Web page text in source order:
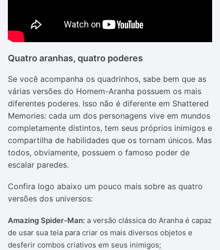
Quatro aranhas, quatro poderes
Se você acompanha os quadrinhos, sabe bem que as
várias versões do Homem-Aranha possuem os mais
diferentes poderes. Isso não é diferente em Shattered
Memories: cada um dos personagens vive em mundos
completamente distintos, tem seus próprios inimigos e
compartilha de habilidades que os tornam únicos. Mas
todos, obviamente, possuem o famoso poder de
escalar paredes.
Confira logo abaixo um pouco mais sobre as quatro
versões dos universos:
Amazing Spider-Man: a versão clássica do Aranha é capaz
de usar sua teia para criar os mais diversos objetos e
desferir combos criativos em seus inimigos;